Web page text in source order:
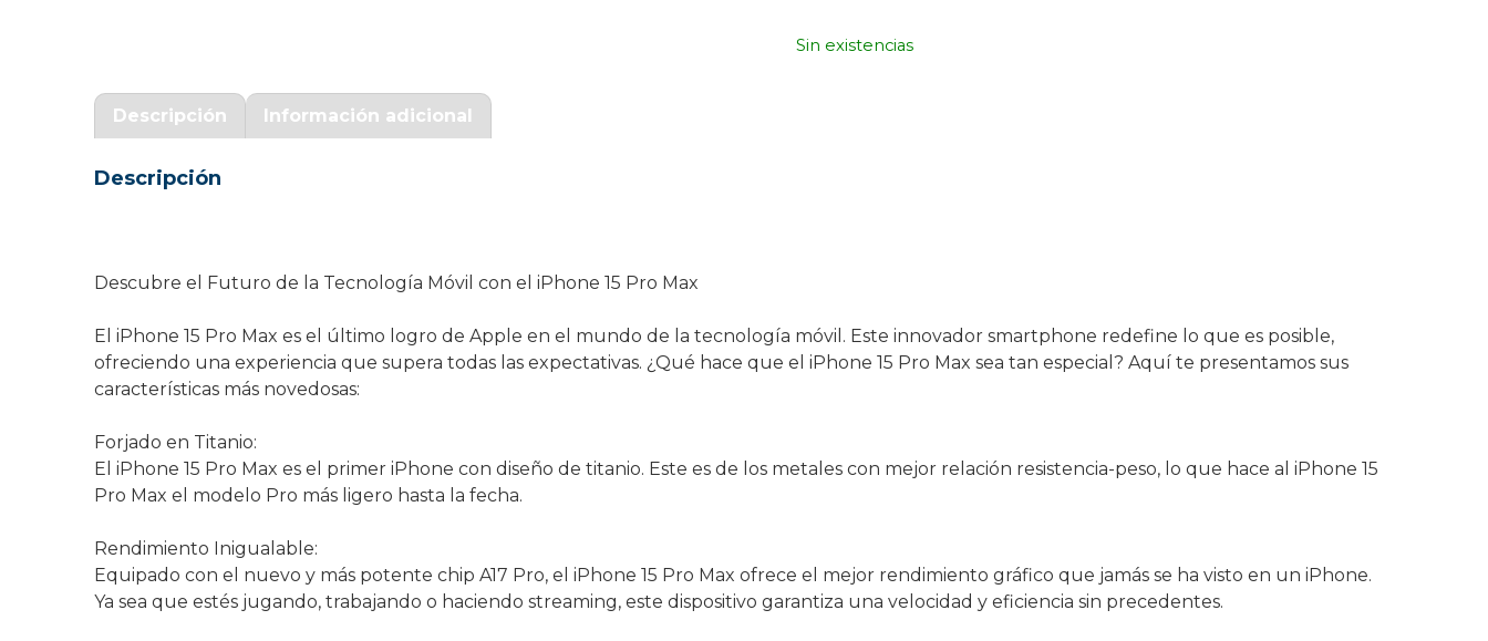
Sin existencias
Descripción Información adicional
Descripción
Descubre el Futuro de la Tecnología Móvil con el iPhone 15 Pro Max
El iPhone 15 Pro Max es el último logro de Apple en el mundo de la tecnología móvil. Este innovador smartphone redefine lo que es posible,
ofreciendo una experiencia que supera todas las expectativas. ¿Qué hace que el iPhone 15 Pro Max sea tan especial? Aquí te presentamos sus
características más novedosas:
Forjado en Titanio:
El iPhone 15 Pro Max es el primer iPhone con diseño de titanio. Este es de los metales con mejor relación resistencia-peso, lo que hace al iPhone 15
Pro Max el modelo Pro más ligero hasta la fecha.
Rendimiento Inigualable:
Equipado con el nuevo y más potente chip A17 Pro, el iPhone 15 Pro Max ofrece el mejor rendimiento gráfico que jamás se ha visto en un iPhone.
Ya sea que estés jugando, trabajando o haciendo streaming, este dispositivo garantiza una velocidad y eficiencia sin precedentes.